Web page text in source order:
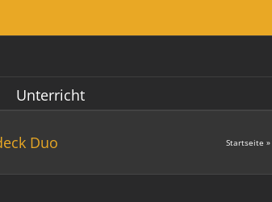
Unterricht
Duo Startseite »